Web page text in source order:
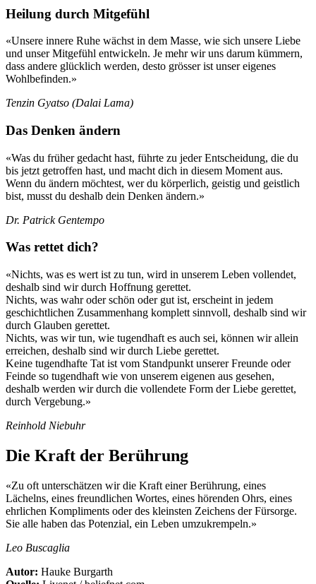
Heilung durch Mitgefühl
«Unsere innere Ruhe wächst in dem Masse, wie sich unsere Liebe
und unser Mitgefühl entwickeln. Je mehr wir uns darum kümmern,
dass andere glücklich werden, desto grösser ist unser eigenes
Wohlbefinden.»
Tenzin Gyatso (Dalai Lama)
Das Denken ändern
«Was du früher gedacht hast, führte zu jeder Entscheidung, die du
bis jetzt getroffen hast, und macht dich in diesem Moment aus.
Wenn du ändern möchtest, wer du körperlich, geistig und geistlich
bist, musst du deshalb dein Denken ändern.»
Dr. Patrick Gentempo
Was rettet dich?
«Nichts, was es wert ist zu tun, wird in unserem Leben vollendet,
deshalb sind wir durch Hoffnung gerettet.
Nichts, was wahr oder schön oder gut ist, erscheint in jedem
geschichtlichen Zusammenhang komplett sinnvoll, deshalb sind wir
durch Glauben gerettet.
Nichts, was wir tun, wie tugendhaft es auch sei, können wir allein
erreichen, deshalb sind wir durch Liebe gerettet.
Keine tugendhafte Tat ist vom Standpunkt unserer Freunde oder
Feinde so tugendhaft wie von unserem eigenen aus gesehen,
deshalb werden wir durch die vollendete Form der Liebe gerettet,
durch Vergebung.»
Reinhold Niebuhr
Die Kraft der Berührung
«Zu oft unterschätzen wir die Kraft einer Berührung, eines
Lächelns, eines freundlichen Wortes, eines hörenden Ohrs, eines
ehrlichen Kompliments oder des kleinsten Zeichens der Fürsorge.
Sie alle haben das Potenzial, ein Leben umzukrempeln.»
Leo Buscaglia
Autor: Hauke Burgarth